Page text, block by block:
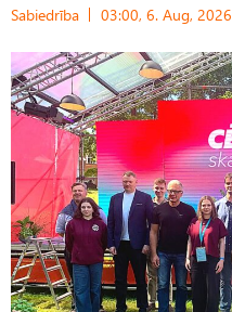
Sabiedrība 03:00, 6. Aug, 2026